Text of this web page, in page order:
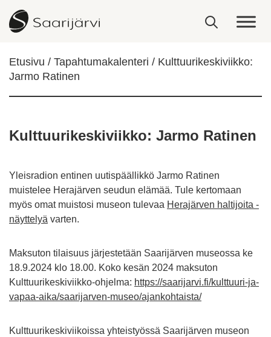
Etusivu Tapahtumakalenteri
Kulttuurikeskiviikko:
Jarmo Ratinen
Kulttuurikeskiviikko: Jarmo Ratinen
Yleisradion entinen uutispäällikkö Jarmo Ratinen
muistelee Herajärven seudun elämää. Tule kertomaan
myös omat muistosi museon tulevaa Herajärven haltijoita -
näyttelyä varten.
Maksuton tilaisuus järjestetään Saarijärven museossa ke
18.9.2024 klo 18.00. Koko kesän 2024 maksuton
Kulttuurikeskiviikko-ohjelma: https://saarijarvi.fi/kulttuuri-ja-
vapaa-aika/saarijarven-museo/ajankohtaista/
Kulttuurikeskiviikoissa yhteistyössä Saarijärven museon